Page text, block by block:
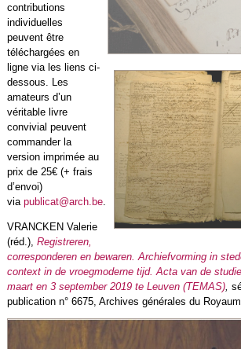
contributions
individuelles
peuvent être
téléchargées en
ligne via les liens ci-
dessous. Les
amateurs d’un
véritable livre
convivial peuvent
commander la
version imprimée au
prix de 25€ (+ frais
d’envoi)
via publicat@arch.be.
VRANCKEN Valerie
(réd.), Registreren,
corresponderen en bewaren. Archiefvorming in
context in de vroegmoderne tijd. Acta van de
maart en 3 september 2019 te Leuven (TEMAS),
publication n° 6675, Archives générales du